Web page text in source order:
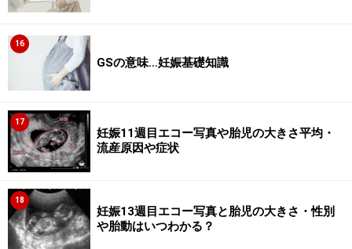
16
GSの意味…妊娠基礎知識
17
妊娠11週目エコー写真や胎児の大きさ平均・
流産原因や症状
18
妊娠13週目エコー写真と胎児の大きさ・性別
や胎動はいつわかる？